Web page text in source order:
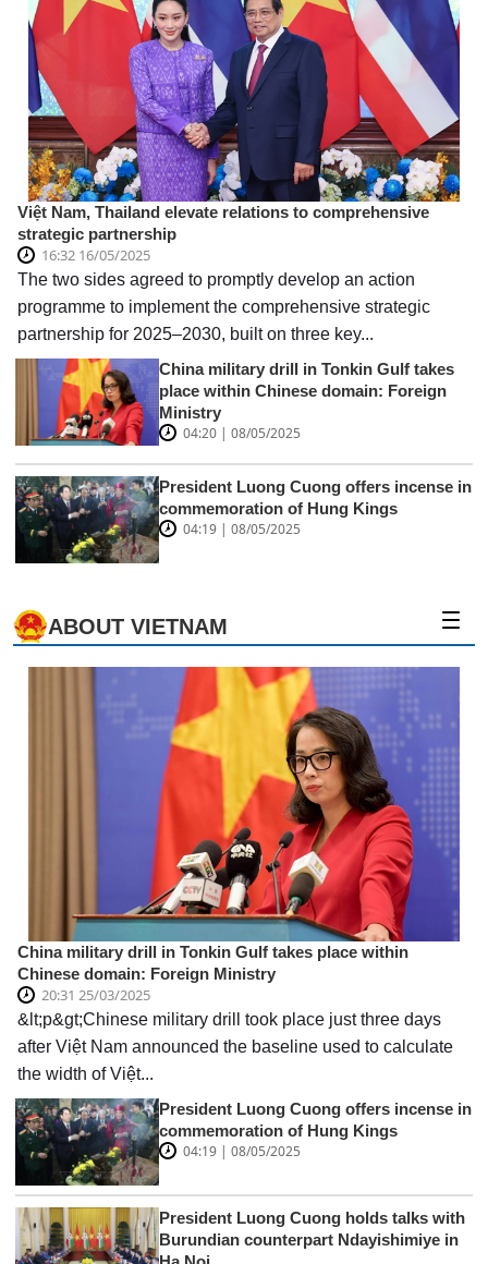
Việt Nam, Thailand elevate relations to comprehensive
strategic partnership
16:32 16/05/2025
The two sides agreed to promptly develop an action
programme to implement the comprehensive strategic
partnership for 2025–2030, built on three key...
China military drill in Tonkin Gulf takes
place within Chinese domain: Foreign
Ministry
04:20 | 08/05/2025
President Luong Cuong offers incense in
commemoration of Hung Kings
04:19 | 08/05/2025
ABOUT VIETNAM
China military drill in Tonkin Gulf takes place within
Chinese domain: Foreign Ministry
20:31 25/03/2025
&lt;p&gt;Chinese military drill took place just three days
after Việt Nam announced the baseline used to calculate
the width of Việt...
President Luong Cuong offers incense in
commemoration of Hung Kings
04:19 | 08/05/2025
President Luong Cuong holds talks with
Burundian counterpart Ndayishimiye in